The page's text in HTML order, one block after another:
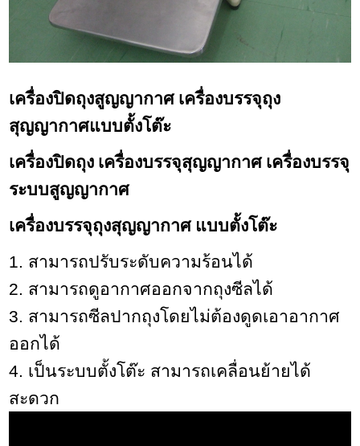
เครื่องปิดถุงสูญญากาศ เครื่องบรรจุถุง
สุญญากาศแบบตั้งโต๊ะ
เครื่องปิดถุง เครื่องบรรจุสุญญากาศ เครื่องบรรจุ
ระบบสูญญากาศ
เครื่องบรรจุถุงสุญญากาศ แบบตั้งโต๊ะ
1. สามารถปรับระดับความร้อนได้
2. สามารถดูอากาศออกจากถุงซีลได้
3. สามารถซีลปากถุงโดยไม่ต้องดูดเอาอากาศ
ออกได้
4. เป็นระบบตั้งโต๊ะ สามารถเคลื่อนย้ายได้
สะดวก